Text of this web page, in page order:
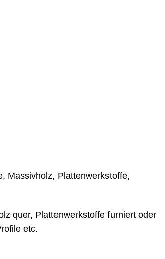
Massivholz, Plattenwerkstoffe,
quer, Plattenwerkstoffe furniert oder
etc.